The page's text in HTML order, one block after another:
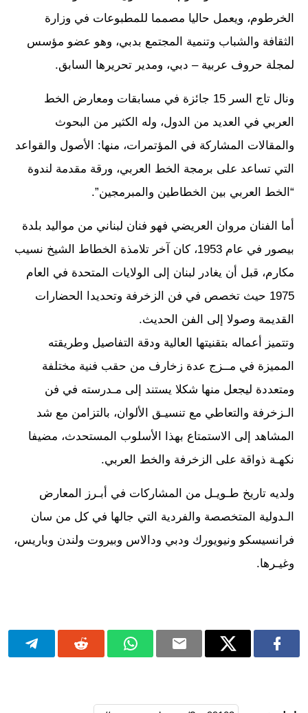
الخرطوم، ويعمل حاليا مصمما للمطبوعات في وزارة
الثقافة والشباب وتنمية المجتمع بدبي، وهو عضو مؤسس
لمجلة حروف عربية – دبي، ومدير تحريرها السابق.
ونال تاج السر 15 جائزة في مسابقات ومعارض الخط
العربي في العديد من الدول، وله الكثير من البحوث
والمقالات المشاركة في المؤتمرات، منها: الأصول والقواعد
التي تساعد على برمجة الخط العربي، ورقة مقدمة لندوة
“الخط العربي بين الخطاطين والمبرمجين”.
أما الفنان مروان العريضي فهو فنان لبناني من مواليد بلدة
بيصور في عام 1953، كان آخر تلامذة الخطاط الشيخ نسيب
مكارم، قبل أن يغادر لبنان إلى الولايات المتحدة في العام
1975 حيث تخصص في فن الزخرفة وتحديدا الحضارات
القديمة وصولا إلى الفن الحديث.
وتتميز أعماله بتقنيتها العالية ودقة التفاصيل وطريقته
المميزة في مــزج عدة زخارف من حقب فنية مختلفة
ومتعددة ليجعل منها شكلا يستند إلى مـدرسته في فن
الـزخرفة والتعاطي مع تنسيـق الألوان، بالتزامن مع شد
المشاهد إلى الاستمتاع بهذا الأسلوب المستحدث، مضيفا
نكهـة ذواقة على الزخرفة والخط العربي.
ولديه تاريخ طـويـل من المشاركات في أبـرز المعارض
الـدولية المتخصصة والفردية التي جالها في كل من سان
فرانسيسكو ونيويورك ودبي ودالاس وبيروت ولندن وباريس،
وغيـرها.